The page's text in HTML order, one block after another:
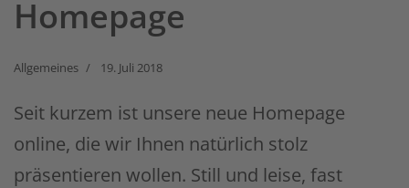
Homepage
Allgemeines 19. Juli 2018
Seit kurzem ist unsere neue Homepage
online, die wir Ihnen natürlich stolz
präsentieren wollen. Still und leise, fast